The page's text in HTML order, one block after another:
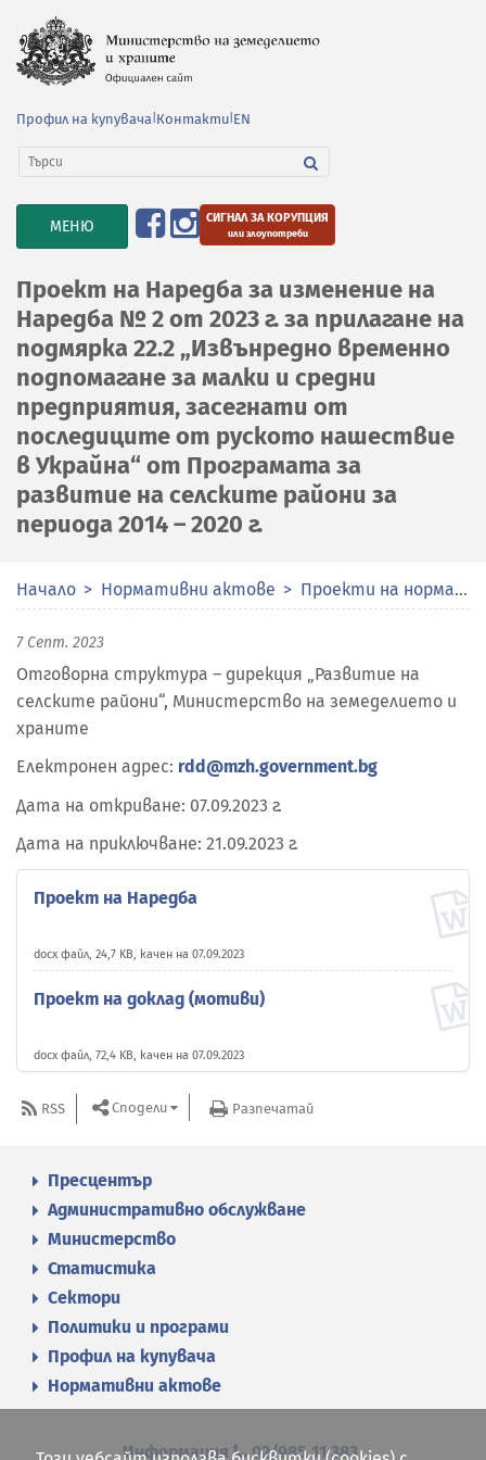
Профил на купувача Контакти EN
TOGGLE
NAVIGATION
МЕНЮ СИГНАЛ ЗА КОРУПЦИЯ
или злоупотреби
Проект на Наредба за изменение на
Наредба № 2 от 2023 г. за прилагане на
подмярка 22.2 „Извънредно временно
подпомагане за малки и средни
предприятия, засегнати от
последиците от руското нашествие
в Украйна“ от Програмата за
развитие на селските райони за
периода 2014 – 2020 г.
Начало Нормативни актове Проекти на нормативни актове
7 Септ. 2023
Отговорна структура – дирекция „Развитие на
селските райони“, Министерство на земеделието и
храните
Електронен адрес: rdd@mzh.government.bg
Дата на откриване: 07.09.2023 г.
Дата на приключване: 21.09.2023 г.
Проект на Наредба
docx файл, 24,7 KB, качен на 07.09.2023
Проект на доклад (мотиви)
docx файл, 72,4 KB, качен на 07.09.2023
RSS Сподели Разпечатай
Пресцентър
Административно обслужване
Министерство
Статистика
Сектори
Политики и програми
Профил на купувача
Нормативни актове
Информация 02/985 11 383